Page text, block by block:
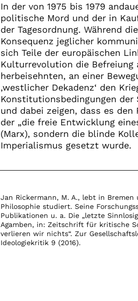
In der von 1975 bis 1979
politische Mord und der in
der Tagesordnung. Während
Konsequenz jeglicher
sich Teile der europäischen
Kulturrevolution die
herbeisehnten, an einer
‚westlicher Dekadenz‘ den
Konstitutionsbedingungen der
und dabei zeigen, dass es
der „die freie Entwicklung
(Marx), sondern die blinde
Imperialismus gesetzt wurde.
Jan Rickermann, M. A., lebt in
Philosophie studiert. Seine
Publikationen u. a. Die „letzte
Agamben, in: Zeitschrift für kritische
verlieren wir nichts“. Zur
Ideologiekritik 9 (2016).